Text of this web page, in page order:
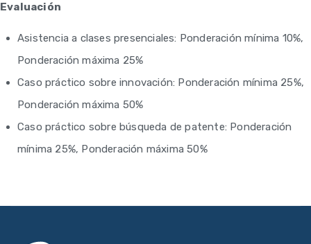
Evaluación
Asistencia a clases presenciales: Ponderación mínima 10%,
Ponderación máxima 25%
Caso práctico sobre innovación: Ponderación mínima 25%,
Ponderación máxima 50%
Caso práctico sobre búsqueda de patente: Ponderación
mínima 25%, Ponderación máxima 50%